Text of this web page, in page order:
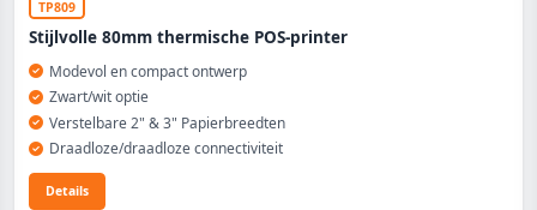
TP809
Stijlvolle 80mm thermische POS-printer
Modevol en compact ontwerp
Zwart/wit optie
Verstelbare 2" & 3" Papierbreedten
Draadloze/draadloze connectiviteit
Details